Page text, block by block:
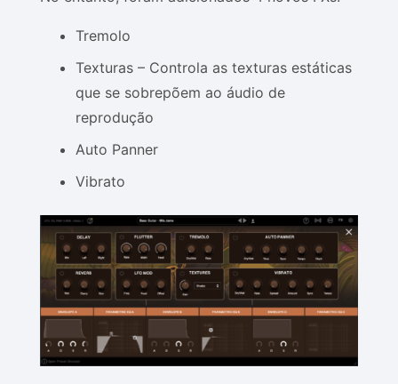
Tremolo
Texturas – Controla as texturas estáticas
que se sobrepõem ao áudio de
reprodução
Auto Panner
Vibrato